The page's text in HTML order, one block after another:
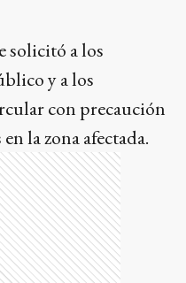
a los
y a los
con precaución
la zona afectada.